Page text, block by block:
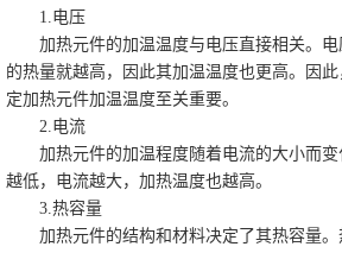
1.电压
加热元件的加温温度与电压直接相关。电
的热量就越高，因此其加温温度也更高。因
定加热元件加温温度至关重要。
2.电流
加热元件的加温程度随着电流的大小而变
越低，电流越大，加热温度也越高。
3.热容量
加热元件的结构和材料决定了其热容量。